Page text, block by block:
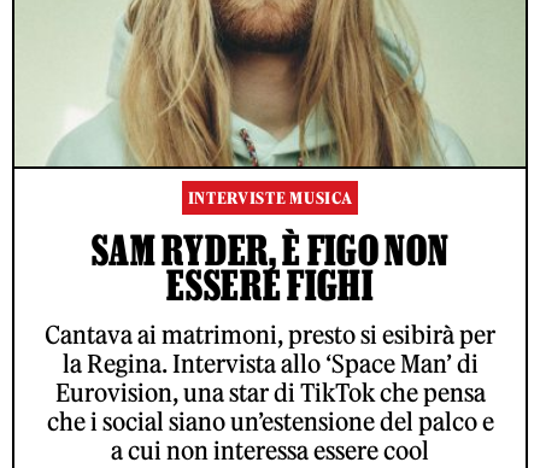
INTERVISTE MUSICA
SAM RYDER, È FIGO NON
ESSERE FIGHI
Cantava ai matrimoni, presto si esibirà per
la Regina. Intervista allo ‘Space Man’ di
Eurovision, una star di TikTok che pensa
che i social siano un’estensione del palco e
a cui non interessa essere cool